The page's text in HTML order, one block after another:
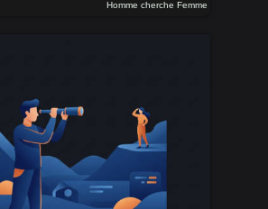
Homme cherche Femme